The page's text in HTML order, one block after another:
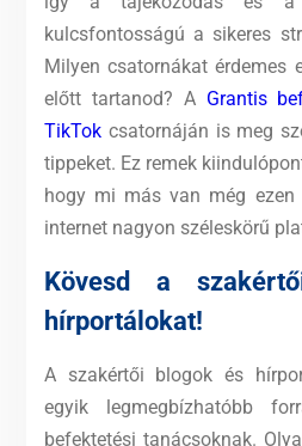
kulcsfontosságú a sikeres
Milyen csatornákat érdemes
előtt tartanod? A Grantis
TikTokcsatornáján is meg
tippeket. Ez remek
hogy mi más van még ezen
internet nagyon széleskörű
Kövesd a
hírportálokat!
A szakértői blogok és
egyik legmegbízhatóbb
befektetési tanácsoknak.